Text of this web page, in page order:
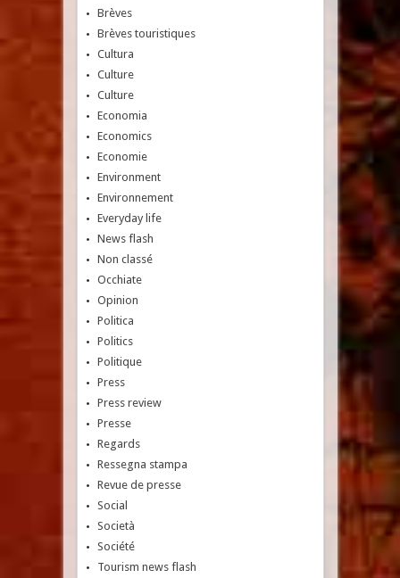
Brèves
Brèves touristiques
Cultura
Culture
Culture
Economia
Economics
Economie
Environment
Environnement
Everyday life
News flash
Non classé
Occhiate
Opinion
Politica
Politics
Politique
Press
Press review
Presse
Regards
Ressegna stampa
Revue de presse
Social
Società
Société
Tourism news flash